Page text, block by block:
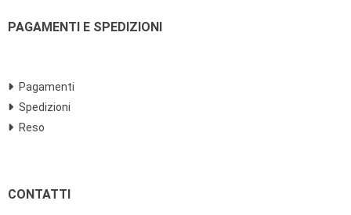
PAGAMENTI E SPEDIZIONI
Pagamenti
Spedizioni
Reso
CONTATTI